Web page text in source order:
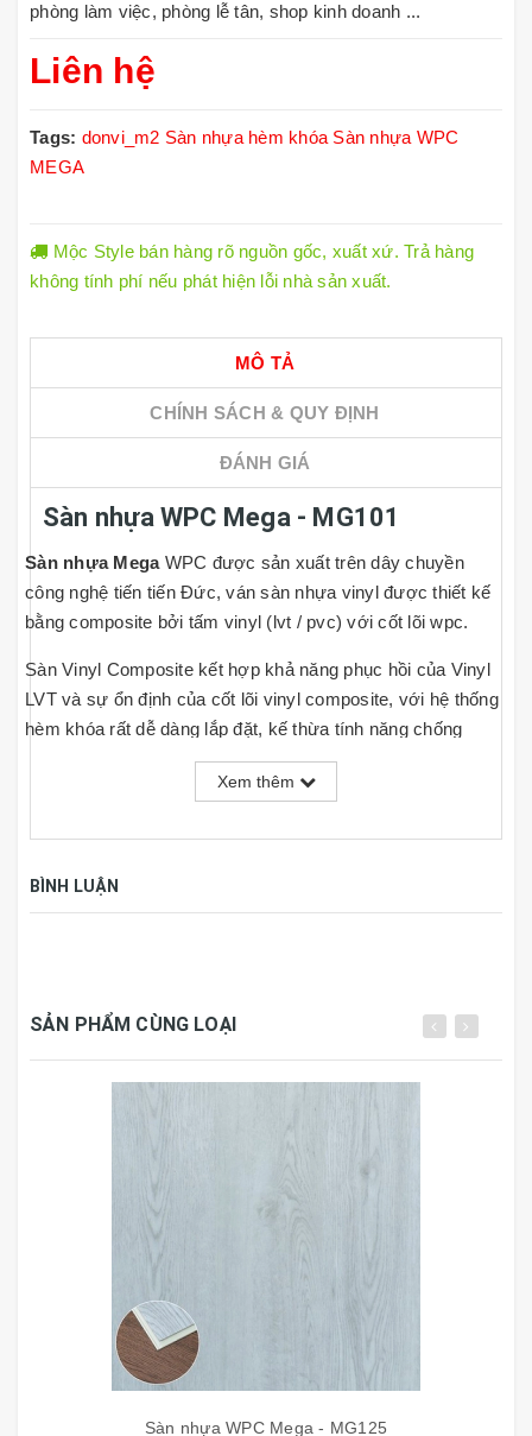
phòng làm việc, phòng lễ tân, shop kinh doanh ...
Liên hệ
Tags: donvi_m2 Sàn nhựa hèm khóa Sàn nhựa WPC
MEGA
Mộc Style bán hàng rõ nguồn gốc, xuất xứ. Trả hàng
không tính phí nếu phát hiện lỗi nhà sản xuất.
MÔ TẢ
CHÍNH SÁCH & QUY ĐỊNH
ĐÁNH GIÁ
Sàn nhựa WPC Mega - MG101
Sàn nhựa MegaWPC được sản xuất trên dây chuyền
công nghệ tiến tiến Đức, ván sàn nhựa vinyl được thiết kế
bằng composite bởi tấm vinyl (lvt / pvc) với cốt lõi wpc.
Sàn Vinyl Composite kết hợp khả năng phục hồi của Vinyl
LVT và sự ổn định của cốt lõi vinyl composite, với hệ thống
hèm khóa rất dễ dàng lắp đặt, kế thừa tính năng chống
thấm nước từ tấm vinyl LVT và WPC, ổn định hơn sàn gỗ.
Đây là một sản phẩm công nghệ cao, thân thiện với môi
dàng lắp đặt.
trường.
CẤU TẠO SÀN NHỰA MEGA
Lớp bề mặt:phũ UV chống bay màu, bảo vệ sản phẩm ảnh
hưởng tác động môi trường, làm sạch dễ dàng hơn.
Xem thêm
BÌNH LUẬN
SẢN PHẨM CÙNG LOẠI
Sàn nhựa WPC Mega - MG125